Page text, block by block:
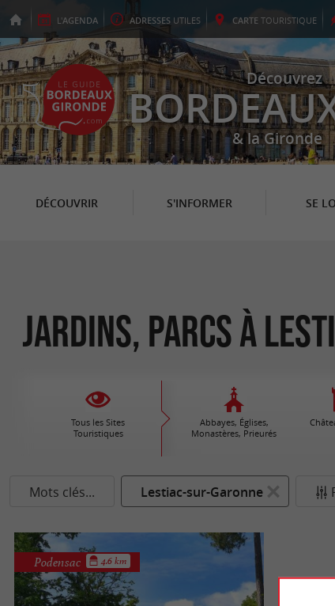
L'AGENDA ADRESSES UTILES CARTE TOURISTIQUE
Découvrez
& la Gironde
DÉCOUVRIR S'INFORMER SE
Jardins, Parcs à
Tous les Sites
Touristiques
Abbayes, Églises,
Monastères, Prieurés
Mots clés... Lestiac-sur-Garonne
Podensac 4.6 km